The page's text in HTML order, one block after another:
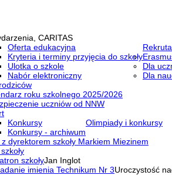
CARITAS
Oferta edukacyjna
Kryteria i terminy przyjęcia do szkoły
Ulotka o szkole
Nabór elektroniczny
Dla
Dla
roku szkolnego 2025/2026
uczniów od NNW
Olimpiady i konkursy
Konkursy
Konkursy - archiwum
dyrektorem szkoły Markiem Miezinem
szkołyJan Inglot
imienia Technikum Nr 3Uroczystość